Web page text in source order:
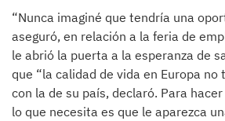
“Nunca imaginé que tendría una
aseguró, en relación a la feria de
le abrió la puerta a la esperanza de
que “la calidad de vida en Europa no
con la de su país, declaró. Para
lo que necesita es que le aparezca